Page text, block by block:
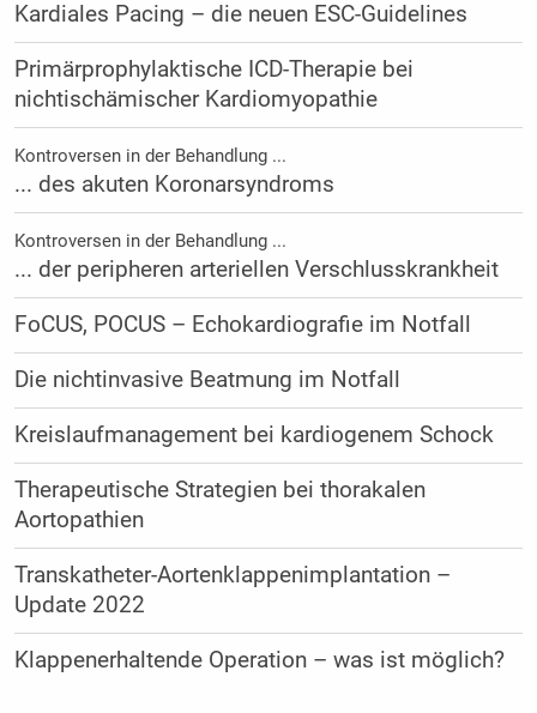
Kardiales Pacing – die neuen ESC-Guidelines
Primärprophylaktische ICD-Therapie bei
nichtischämischer Kardiomyopathie
Kontroversen in der Behandlung ...
... des akuten Koronarsyndroms
Kontroversen in der Behandlung ...
... der peripheren arteriellen Verschlusskrankheit
FoCUS, POCUS – Echokardiografie im Notfall
Die nichtinvasive Beatmung im Notfall
Kreislaufmanagement bei kardiogenem Schock
Therapeutische Strategien bei thorakalen
Aortopathien
Transkatheter-Aortenklappenimplantation –
Update 2022
Klappenerhaltende Operation – was ist möglich?